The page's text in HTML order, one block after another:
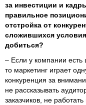
за инвестиции и
правильное
отстройка от
сложившихся
добиться?
– Если у компании есть
то маркетинг играет
конкуренция за
не рассказывать
заказчиков, не